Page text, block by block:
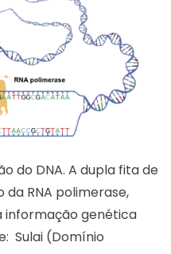
do DNA. A dupla fita de
da RNA polimerase,
informação genética
Sulai (Domínio